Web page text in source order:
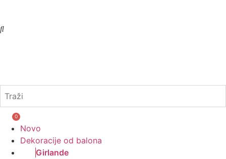
0
Novo
Dekoracije od balona
Girlande